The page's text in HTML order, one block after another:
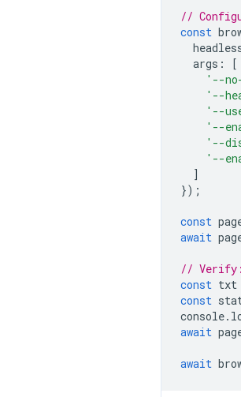
//
const
args :
[
'--
'--
'--
'--
'--
'--
]
});
const
await
// Verify:
const txt
const
console.
await
await